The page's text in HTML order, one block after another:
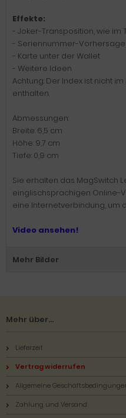
Effekte:
- Joker-Transposition, wie im
- Seriennummer-Vorhersage
- Karte unter der Wallet
- Weitere Ideen
Achtung: Der Index ist nicht
enthalten.
Abmessungen:
Breite: 6,5 cm
Höhe: 9,7 cm
Tiefe: 0,9 cm
Sie erhalten das MagSwitch
einglischsprachigen Online-
eine Internetverbindung, um
Video ansehen!
Mehr Bilder
Mehr über...
Lieferzeit
Vertrag widerrufen
Allgemeine
Zahlung und Versand